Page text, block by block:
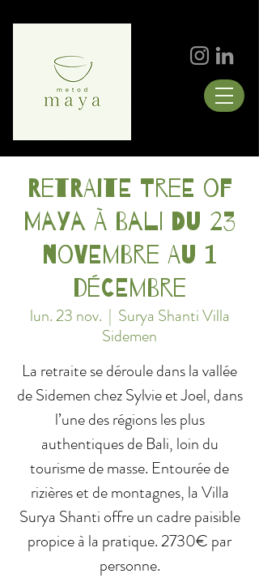
Retraite Tree of
Maya à Bali du 23
novembre au 1
décembre
lun. 23 nov.
  |
Surya Shanti Villa
Sidemen
La retraite se déroule dans la vallée
de Sidemen chez Sylvie et Joel, dans
l’une des régions les plus
authentiques de Bali, loin du
tourisme de masse. Entourée de
rizières et de montagnes, la Villa
Surya Shanti offre un cadre paisible
propice à la pratique. 2730€ par
personne.